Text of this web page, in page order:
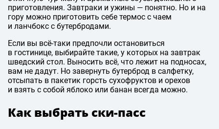
приготовления. Завтраки и ужины — понятно. Но и на
гору можно приготовить себе термос с чаем
и ланчбокс с бутербродами.
Если вы всё-таки предпочли остановиться
в гостинице, выбирайте такие, у которых на завтрак
шведский стол. Выносить всё, что лежит на подносах,
вам не дадут. Но завернуть бутерброд в салфетку,
отсыпать в пакетик горсть сухофруктов и орехов
и взять с собой яблоко или банан всегда можно.
Как выбрать ски-пасс